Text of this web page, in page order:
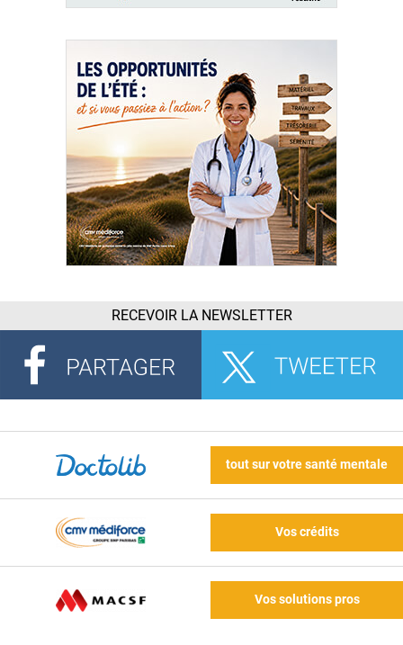
RECEVOIR LA NEWSLETTER
tout sur votre santé mentale
Vos crédits
Vos solutions pros